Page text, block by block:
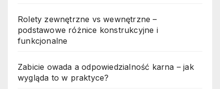
Rolety zewnętrzne vs wewnętrzne –
podstawowe różnice konstrukcyjne i
funkcjonalne
Zabicie owada a odpowiedzialność karna – jak
wygląda to w praktyce?